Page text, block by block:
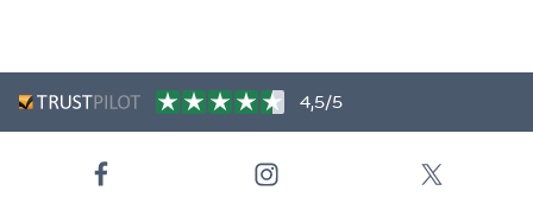
4,5/5